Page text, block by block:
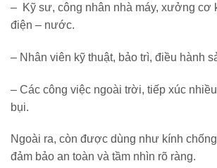
– Kỹ sư, công nhân nhà máy, xưởng cơ
điện – nước.
– Nhân viên kỹ thuật, bảo trì, điều hành
– Các công việc ngoài trời, tiếp xúc
bụi.
Ngoài ra, còn được dùng như kính
đảm bảo an toàn và tầm nhìn rõ ràng.